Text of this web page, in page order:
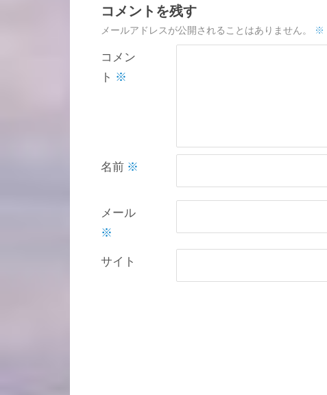
コメントを残す
メールアドレスが公開されることはありません。 ※
コメン
ト ※
名前 ※
メール
※
サイト